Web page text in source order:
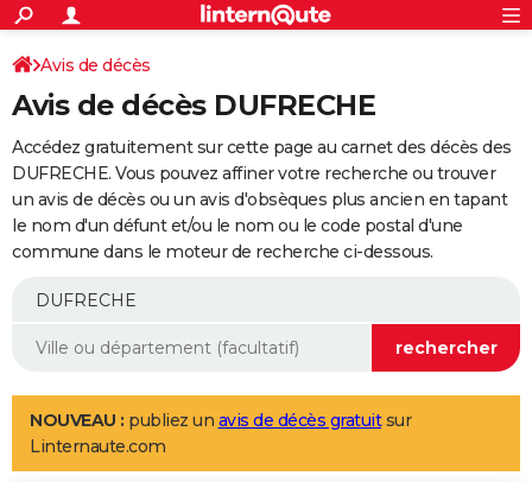
ACTUALITÉS
Politique
Société
Faits Divers
Education
Monde
Villes
+
SPORT
Coupe du monde 2026
Football
Tennis
Cyclisme
Rugby
Forum
Programme TV
TNT
Streaming
Cinéma
Sorties cinéma
Musique
+
FINANCE
Impôts
Immobilier
Risques naturels par ville
Banque
Assurance
Crédit
AUTO
Essais
Réserver un essai
Citadines
Berlines
SUV
Forum auto
+
Mobiles
Meilleur smartphone
Internet
Ordinateurs
Jeux vidéo
Guide high-tech
Aménagement intérieur
LIFESTYLE
Art de vivre
Bien-être
Loisirs
Mode
Modes de vie
Avis de décès
Avis de décès DUFRECHE
Accédez gratuitement sur cette page au carnet des décès des
DUFRECHE. Vous pouvez affiner votre recherche ou trouver
un avis de décès ou un avis d'obsèques plus ancien en tapant
le nom d'un défunt et/ou le nom ou le code postal d'une
commune dans le moteur de recherche ci-dessous.
NOUVEAU : publiez un avis de décès gratuitsur
Linternaute.com